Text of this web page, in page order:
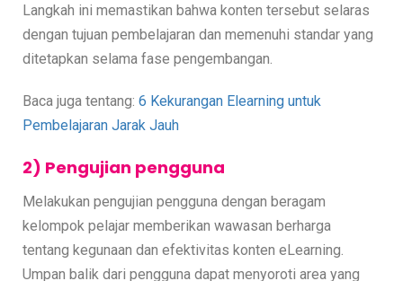
Langkah ini memastikan bahwa konten tersebut selaras
dengan tujuan pembelajaran dan memenuhi standar yang
ditetapkan selama fase pengembangan.
Baca juga tentang: 6 Kekurangan Elearning untuk
Pembelajaran Jarak Jauh
2) Pengujian pengguna
Melakukan pengujian pengguna dengan beragam
kelompok pelajar memberikan wawasan berharga
tentang kegunaan dan efektivitas konten eLearning.
Umpan balik dari pengguna dapat menyoroti area yang